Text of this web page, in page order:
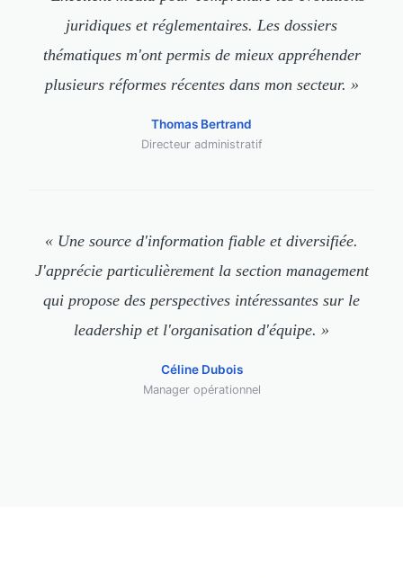
juridiques et réglementaires. Les dossiers
thématiques m'ont permis de mieux appréhender
plusieurs réformes récentes dans mon secteur. »
Thomas Bertrand
Directeur administratif
« Une source d'information fiable et diversifiée.
J'apprécie particulièrement la section management
qui propose des perspectives intéressantes sur le
leadership et l'organisation d'équipe. »
Céline Dubois
Manager opérationnel